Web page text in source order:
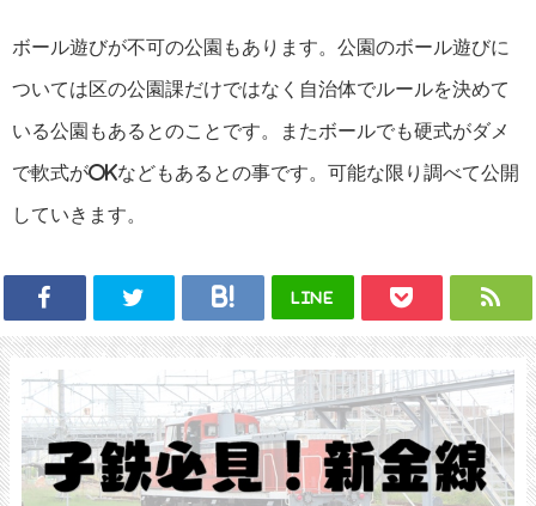
ボール遊びが不可の公園もあります。公園のボール遊びに
ついては区の公園課だけではなく自治体でルールを決めて
いる公園もあるとのことです。またボールでも硬式がダメ
で軟式がOKなどもあるとの事です。可能な限り調べて公開
していきます。
LINE